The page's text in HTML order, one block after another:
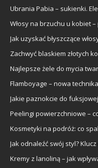
Ubrania Pabia – sukienki.
Włosy na brzuchu u kobiet
Jak uzyskać błyszczące
Zachwyć blaskiem złotych
Najlepsze żele do mycia
Flamboyage – nowa
Jakie paznokcie do
Peelingi powierzchniowe –
Kosmetyki na podróż: co
Jak odnaleźć swój styl?
Kremy z lanoliną – jak